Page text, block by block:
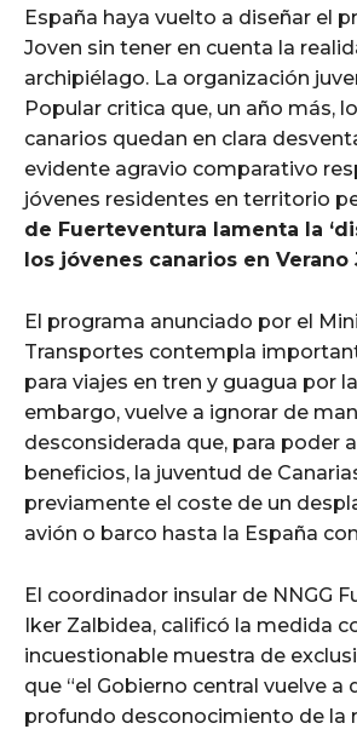
España haya vuelto a diseñar el
Joven sin tener en cuenta la
archipiélago. La organización
Popular critica que, un año más,
canarios quedan en clara
evidente agravio comparativo
jóvenes residentes en territorio
de Fuerteventura lamenta la
los jóvenes canarios en Verano
El programa anunciado por el
Transportes contempla
para viajes en tren y guagua por
embargo, vuelve a ignorar de
desconsiderada que, para poder
beneficios, la juventud de
previamente el coste de un
avión o barco hasta la España
El coordinador insular de NNGG
Iker Zalbidea, calificó la medida
incuestionable muestra de
que “el Gobierno central vuelve a
profundo desconocimiento de la